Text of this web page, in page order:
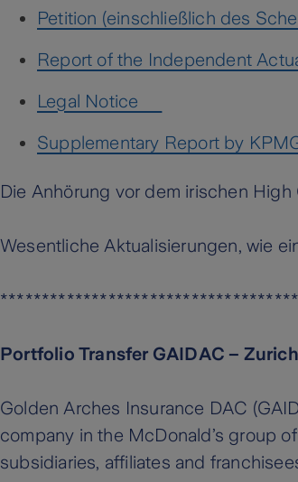
Petition (einschließlich des
Report of the Independent
Legal Notice
Supplementary Report by
Die Anhörung vor dem irischen
Wesentliche Aktualisierungen, wie
Portfolio Transfer GAIDAC – Zurich
Golden Arches Insurance DAC
company in the McDonald’s group
subsidiaries, affiliates and